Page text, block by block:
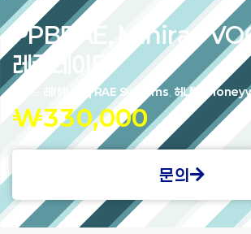
PPBRAE, Minirae VOC
레귤레이터
래(허니웰) | RAE Systems 허니웰 |
₩330,000
문의